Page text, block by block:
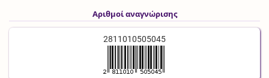
Αριθμοί αναγνώρισης
2811010505045